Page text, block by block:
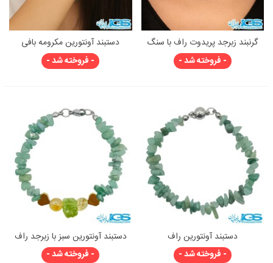
گرنبند زبرجد پریدوت راف با سنگ
سیترین
- فروخته شد -
دستبند آونتورین مکرومه بافی
- فروخته شد -
دستبند آونتورین راف
- فروخته شد -
دستبند آونتورین سبز با زبرجد راف
و سیترین
- فروخته شد -